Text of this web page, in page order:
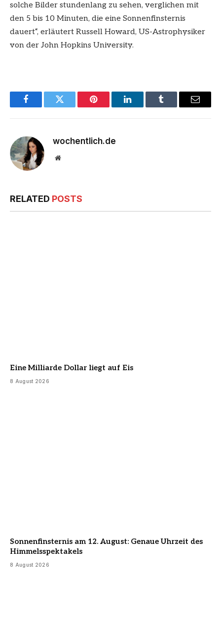
solche Bilder stundenlang zu sehen, verglichen mit
den 5 bis 10 Minuten, die eine Sonnenfinsternis
dauert“, erläutert Russell Howard, US-Astrophysiker
von der John Hopkins University.
FacebookTwitter Pinterest LinkedInTumblr Email
wochentlich.de
Website
RELATED POSTS
Eine Milliarde Dollar liegt auf Eis
8 August 2026
Sonnenfinsternis am 12. August: Genaue Uhrzeit des
Himmelsspektakels
8 August 2026